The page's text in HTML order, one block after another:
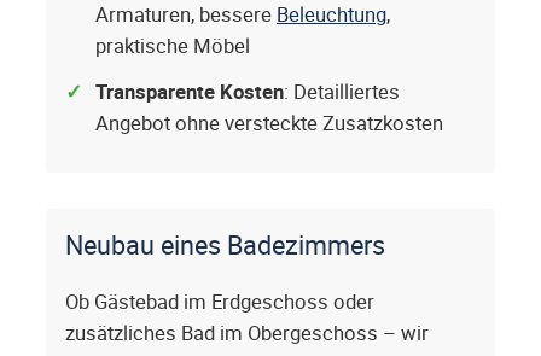
Armaturen, bessere Beleuchtung,
praktische Möbel
Transparente Kosten: Detailliertes
Angebot ohne versteckte Zusatzkosten
Neubau eines Badezimmers
Ob Gästebad im Erdgeschoss oder
zusätzliches Bad im Obergeschoss – wir